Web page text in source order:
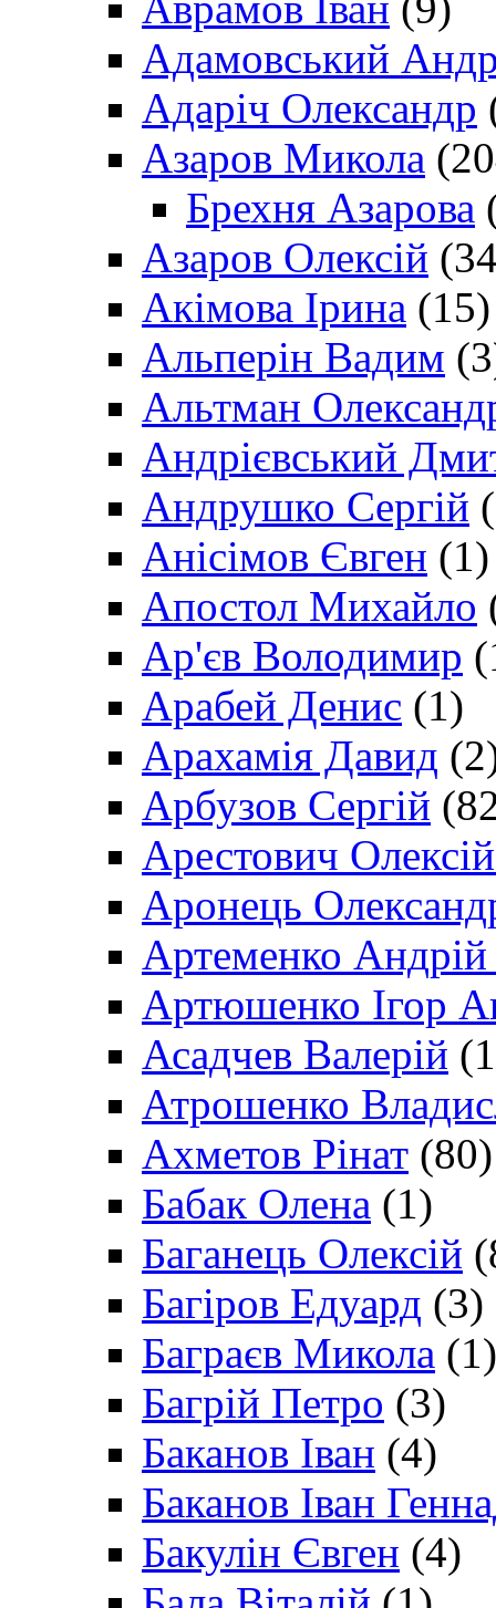
Адамовський
Адаріч Олександр
Азаров Микола
Брехня Азарова
Азаров Олексій
Акімова Ірина (15)
Альперін Вадим
Альтман
Андрієвський
Андрушко Сергій
Анісімов Євген (1)
Апостол Михайло
Ар'єв Володимир
Арабей Денис (1)
Арахамія Давид
Арбузов Сергій
Арестович
Аронець
Артеменко Андрій
Артюшенко Ігор
Асадчев Валерій
Атрошенко
Ахметов Рінат (80)
Бабак Олена (1)
Баганець Олексій
Багіров Едуард (3)
Баграєв Микола (1)
Багрій Петро (3)
Баканов Іван (4)
Баканов Іван
Бакулін Євген (4)